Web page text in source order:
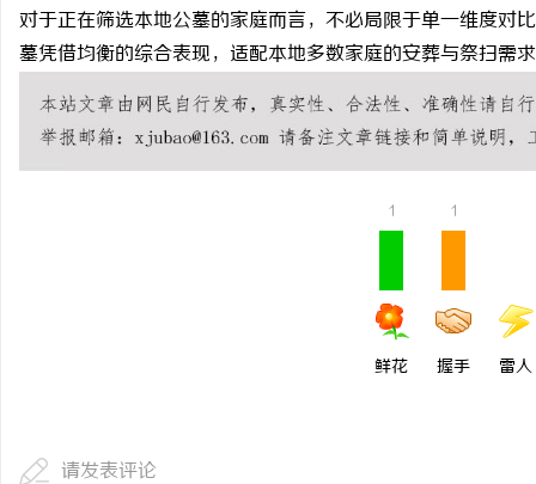
对于正在筛选本地公墓的家庭而言，不必局限于单一维度对
墓凭借均衡的综合表现，适配本地多数家庭的安葬与祭扫需
1
鲜花
1
握手 雷人
请发表评论
武汉配眼镜 上海配眼镜